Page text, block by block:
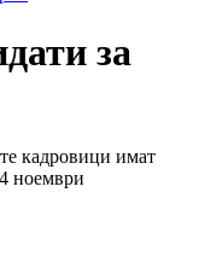
за
кадровици имат
ноември